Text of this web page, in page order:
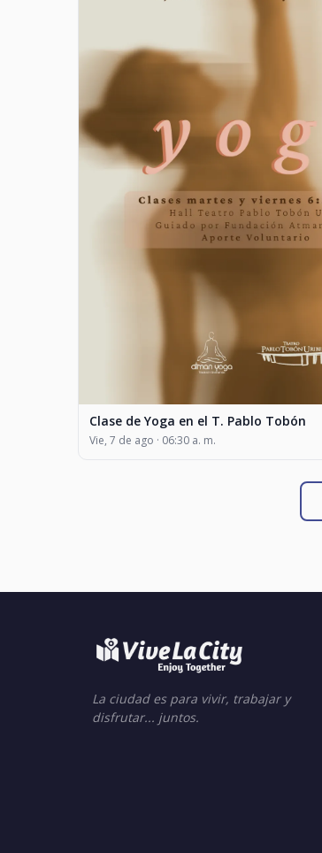
Clase de Yoga en el T. Pablo Tobón
Vie, 7 de ago · 06:30 a. m.
La ciudad es para vivir, trabajar y
disfrutar... juntos.